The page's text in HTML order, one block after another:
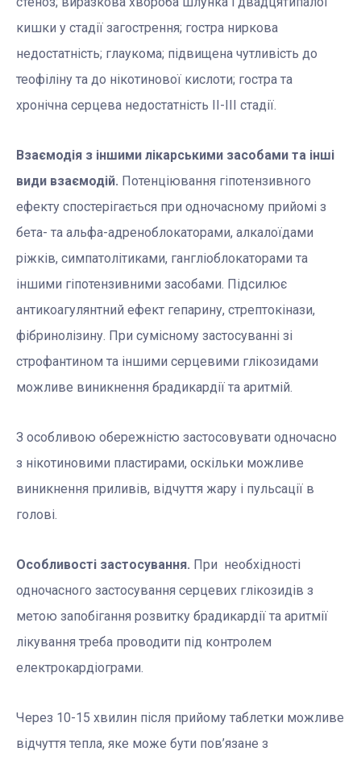
кишки у стадії загострення; гостра ниркова
недостатність; глаукома; підвищена чутливість до
теофіліну та до нікотинової кислоти; гостра та
хронічна серцева недостатність ІІ-ІІІ стадії.
Взаємодія з іншими лікарськими засобами та інші
види взаємодій. Потенціювання гіпотензивного
ефекту спостерігається при одночасному прийомі з
бета- та альфа-адреноблокаторами, алкалоїдами
ріжків, симпатолітиками, гангліоблокаторами та
іншими гіпотензивними засобами. Підсилює
антикоагулянтний ефект гепарину, стрептокінази,
фібринолізину. При сумісному застосуванні зі
строфантином та іншими серцевими глікозидами
можливе виникнення брадикардії та аритмій.
З особливою обережністю застосовувати одночасно
з нікотиновими пластирами, оскільки можливе
виникнення приливів, відчуття жару і пульсації в
голові.
Особливості застосування. При необхідності
одночасного застосування серцевих глікозидів з
метою запобігання розвитку брадикардії та аритмії
лікування треба проводити під контролем
електрокардіограми.
Через 10-15 хвилин після прийому таблетки можливе
відчуття тепла, яке може бути пов’язане з